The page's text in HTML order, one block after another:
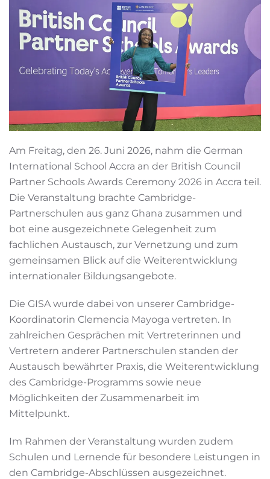
Am Freitag, den 26. Juni 2026, nahm die German
International School Accra an der British Council
Partner Schools Awards Ceremony 2026 in Accra teil.
Die Veranstaltung brachte Cambridge-
Partnerschulen aus ganz Ghana zusammen und
bot eine ausgezeichnete Gelegenheit zum
fachlichen Austausch, zur Vernetzung und zum
gemeinsamen Blick auf die Weiterentwicklung
internationaler Bildungsangebote.
Die GISA wurde dabei von unserer Cambridge-
Koordinatorin Clemencia Mayoga vertreten. In
zahlreichen Gesprächen mit Vertreterinnen und
Vertretern anderer Partnerschulen standen der
Austausch bewährter Praxis, die Weiterentwicklung
des Cambridge-Programms sowie neue
Möglichkeiten der Zusammenarbeit im
Mittelpunkt.
Im Rahmen der Veranstaltung wurden zudem
Schulen und Lernende für besondere Leistungen in
den Cambridge-Abschlüssen ausgezeichnet.